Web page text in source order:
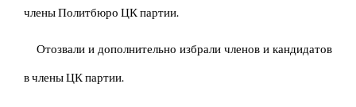
члены Политбюро ЦК партии.
Отозвали и дополнительно избрали членов и кандидатов
в члены ЦК партии.